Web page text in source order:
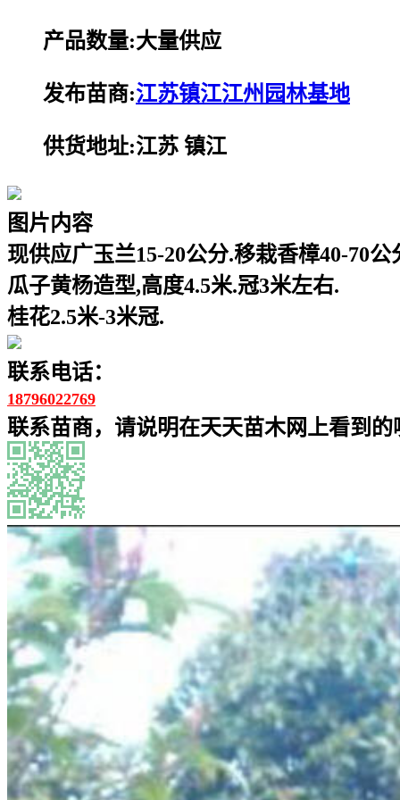
产品数量:大量供应
发布苗商:江苏镇江江州园林基地
供货地址:江苏 镇江
图片内容
现供应广玉兰15-20公分.移栽香樟40-70公
瓜子黄杨造型,高度4.5米.冠3米左右.
桂花2.5米-3米冠.
联系电话：
18796022769
联系苗商，请说明在天天苗木网上看到的